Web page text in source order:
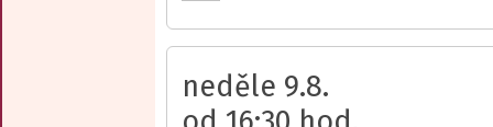
neděle 9.8.